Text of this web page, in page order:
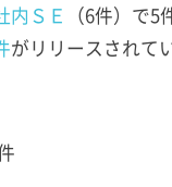
内ＳＥ
（6件）で5
がリリースされて